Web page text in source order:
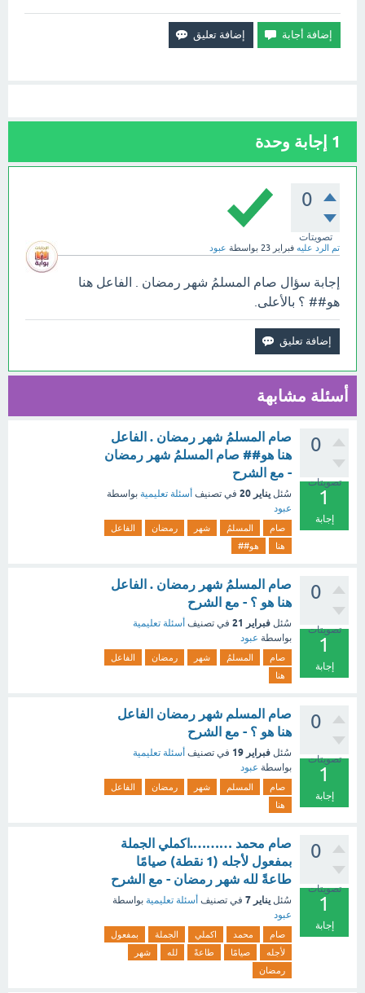
1 إجابة وحدة
0
تصويتات
تم الرد عليه فبراير 23 بواسطة عبود
إجابة سؤال صام المسلمُ شهر رمضان . الفاعل هنا
هو## ؟ بالأعلى.
أسئلة مشابهة
0
تصويتات
1
إجابة
صام المسلمُ شهر رمضان . الفاعل
هنا هو## صام المسلمُ شهر رمضان
- مع الشرح
سُئل يناير 20 في تصنيف أسئلة تعليمية بواسطة
عبود
صام المسلمُ شهر رمضان
الفاعل
هنا
هو##
0
تصويتات
1
إجابة
صام المسلمُ شهر رمضان . الفاعل
هنا هو ؟ - مع الشرح
سُئل فبراير 21 في تصنيف أسئلة تعليمية
بواسطة عبود
صام المسلمُ شهر رمضان
الفاعل
هنا
0
تصويتات
1
إجابة
صام المسلم شهر رمضان الفاعل
هنا هو ؟ - مع الشرح
سُئل فبراير 19 في تصنيف أسئلة تعليمية
بواسطة عبود
صام المسلم شهر رمضان
الفاعل
هنا
0
تصويتات
1
إجابة
صام محمد ……….اكملي الجملة
بمفعول لأجله (1 نقطة) صيامًا
طاعةً لله شهر رمضان - مع الشرح
سُئل يناير 7 في تصنيف أسئلة تعليمية بواسطة
عبود
صام محمد اكملي الجملة
بمفعول
لأجله
صيامًا طاعةً لله
شهر
رمضان